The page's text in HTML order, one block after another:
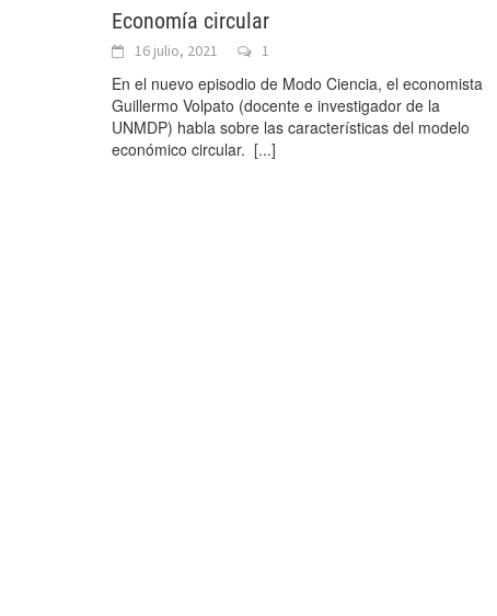
Economía circular
16 julio, 2021 1
En el nuevo episodio de Modo Ciencia, el economista
Guillermo Volpato (docente e investigador de la
UNMDP) habla sobre las características del modelo
económico circular. [...]